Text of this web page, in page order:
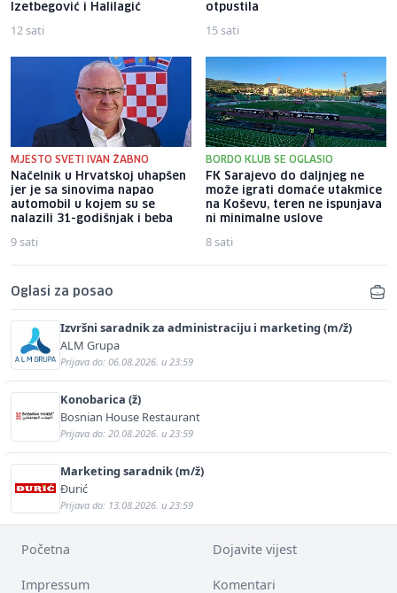
Izetbegović i Halilagić
12 sati
otpustila
15 sati
MJESTO SVETI IVAN ŽABNO
Načelnik u Hrvatskoj uhapšen
jer je sa sinovima napao
automobil u kojem su se
nalazili 31-godišnjak i beba
9 sati
BORDO KLUB SE OGLASIO
FK Sarajevo do daljnjeg ne
može igrati domaće utakmice
na Koševu, teren ne ispunjava
ni minimalne uslove
8 sati
Oglasi za posao
Izvršni saradnik za administraciju i marketing (m/ž)
ALM Grupa
Prijava do: 06.08.2026. u 23:59
Konobarica (ž)
Bosnian House Restaurant
Prijava do: 20.08.2026. u 23:59
Marketing saradnik (m/ž)
Đurić
Prijava do: 13.08.2026. u 23:59
Početna Dojavite vijest
Impressum Komentari